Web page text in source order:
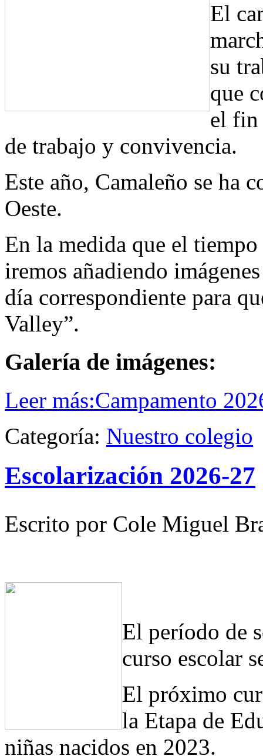
El
su
que
el fin
de trabajo y convivencia.
Este año, Camaleño se ha
Oeste.
En la medida que el
iremos añadiendo
día correspondiente para
Valley”.
Galería de imágenes:
Leer más:Campamento
Categoría: Nuestro colegio
Escolarización 2026-27
Escrito por Cole Miguel
El período de
curso escolar
El próximo
la Etapa de
niñas nacidos en 2023.